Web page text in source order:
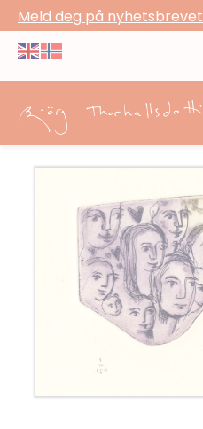
Meld deg på nyhetsbrevet